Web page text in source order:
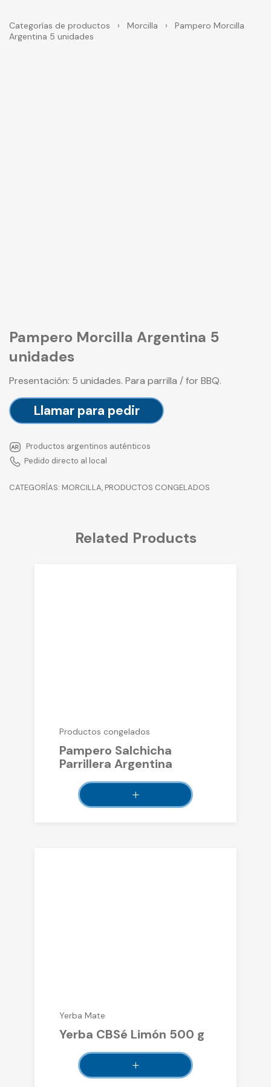
Categorías de productos › Morcilla ›
Pampero Morcilla
Argentina 5 unidades
Pampero Morcilla Argentina 5
unidades
Presentación: 5 unidades. Para parrilla / for BBQ.
Llamar para pedir
Productos argentinos auténticos
Pedido directo al local
CATEGORÍAS: MORCILLA, PRODUCTOS CONGELADOS
Related Products
Productos congelados
Pampero Salchicha
Parrillera Argentina
Yerba Mate
Yerba CBSé Limón 500 g